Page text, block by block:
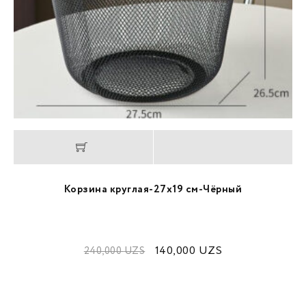
Корзина круглая-27х19 см-Чёрный
240,000UZS 140,000 UZS